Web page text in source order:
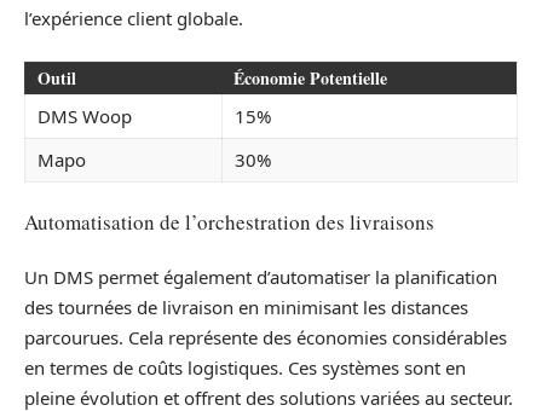
l’expérience client globale.
Outil Économie Potentielle
DMS Woop
15%
Mapo
30%
Automatisation de l’orchestration des livraisons
Un DMS permet également d’automatiser la planification
des tournées de livraison en minimisant les distances
parcourues. Cela représente des économies considérables
en termes de coûts logistiques. Ces systèmes sont en
pleine évolution et offrent des solutions variées au secteur.